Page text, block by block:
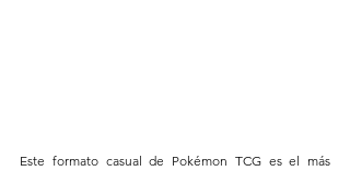
Este formato casual de Pokémon TCG es el más